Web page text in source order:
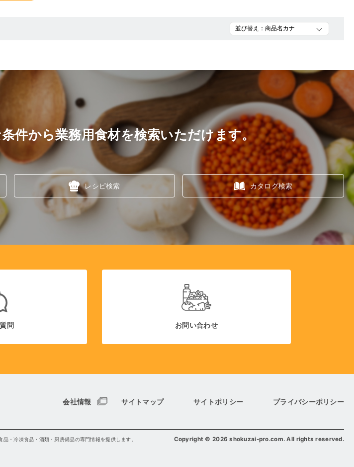
件から業務用食材を検索いただけます。
レシピ検索 カタログ検索
問 お問い合わせ
会社情報 サイトマップ サイトポリシー プライバシーポリシー
・冷凍食品・酒類・厨房備品の専門情報を提供します。 Copyright © 2026 shokuzai-pro.com. All rights reserved.